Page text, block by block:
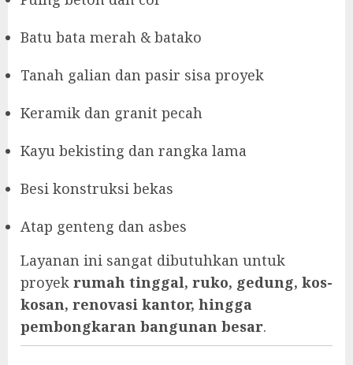
Batu bata merah & batako
Tanah galian dan pasir sisa proyek
Keramik dan granit pecah
Kayu bekisting dan rangka lama
Besi konstruksi bekas
Atap genteng dan asbes
Layanan ini sangat dibutuhkan untuk
proyek rumah tinggal, ruko, gedung, kos-
kosan, renovasi kantor, hingga
pembongkaran bangunan besar.